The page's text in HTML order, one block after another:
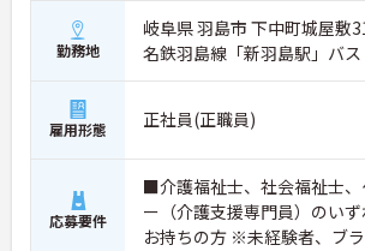
勤務地
岐阜県 羽島市 下中町城屋敷
名鉄羽島線「新羽島駅」バ
雇用形態 正社員(正職員)
応募要件
■介護福祉士、社会福祉士、
ー（介護支援専門員）のい
お持ちの方 ※未経験者